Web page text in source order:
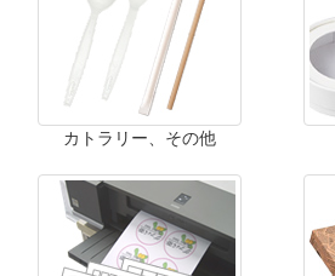
カトラリー、その他